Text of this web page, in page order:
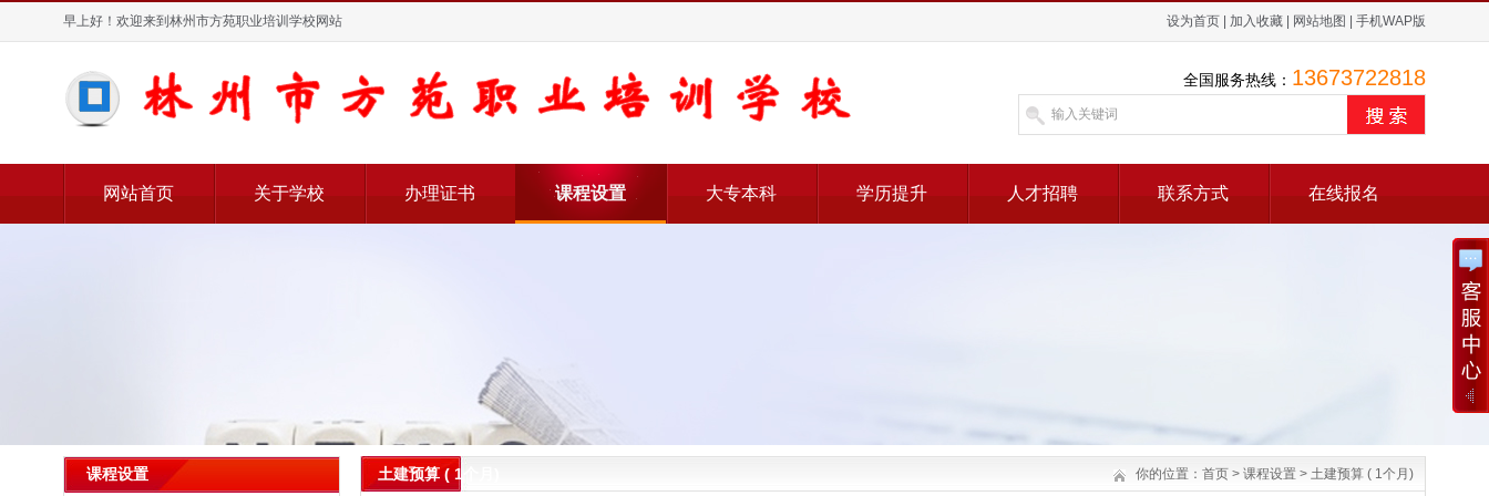
早上好！欢迎来到林州市方苑职业培训学校网站 设为首页 加入收藏 网站地图 手机WAP版
全国服务热线： 13673722818
网站首页 关于学校 办理证书 课程设置 大专本科 学历提升 人才招聘 联系方式 在线报名
课程设置 土建预算 ( 1个月) 你的位置： 首页 > 课程设置 > 土建预算 ( 1个月)